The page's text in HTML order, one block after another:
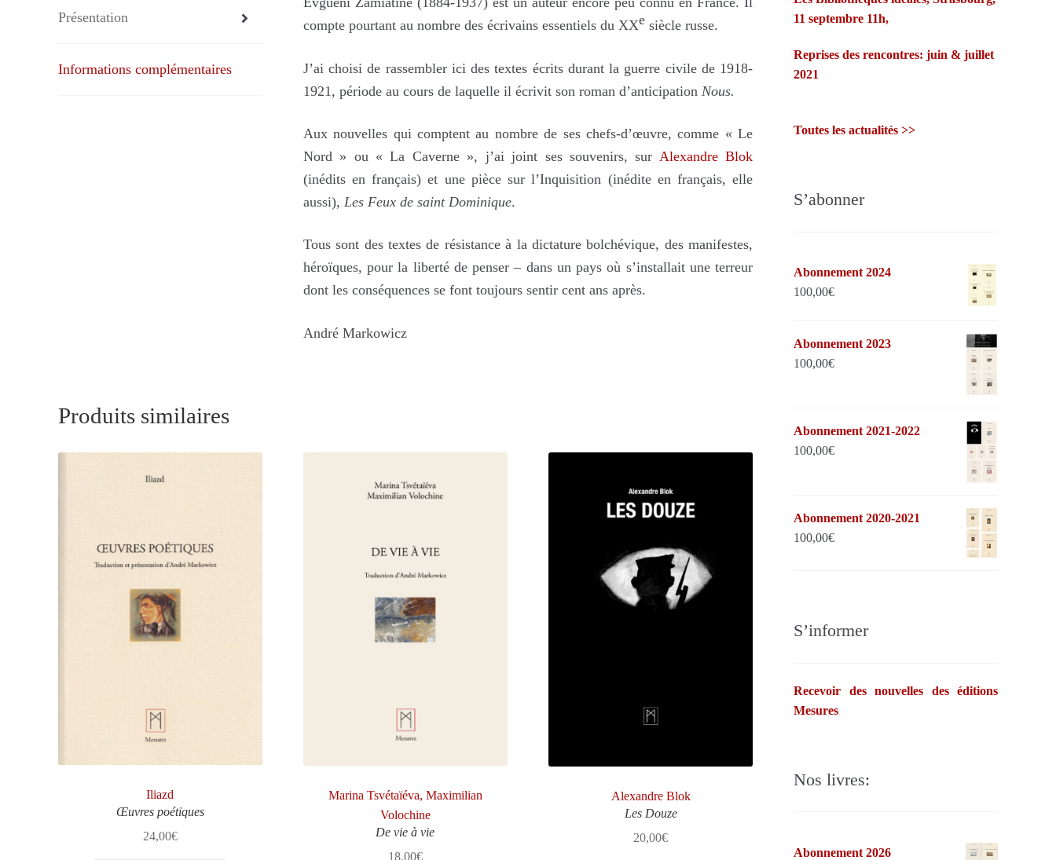
Présentation
Informations complémentaires
compte pourtant au nombre des écrivains essentiels du XXesiècle russe.
J’ai choisi de rassembler ici des textes écrits durant la guerre civile de 1918-
1921, période au cours de laquelle il écrivit son roman d’anticipation Nous.
Aux nouvelles qui comptent au nombre de ses chefs-d’œuvre, comme « Le
Nord » ou « La Caverne », j’ai joint ses souvenirs, sur Alexandre Blok
(inédits en français) et une pièce sur l’Inquisition (inédite en français, elle
aussi), Les Feux de saint Dominique.
Tous sont des textes de résistance à la dictature bolchévique, des manifestes,
héroïques, pour la liberté de penser – dans un pays où s’installait une terreur
dont les conséquences se font toujours sentir cent ans après.
André Markowicz
Produits similaires
Iliazd
Œuvres poétiques
24,00€
Marina Tsvétaïéva, Maximilian
Volochine
De vie à vie
18,00€
Alexandre Blok
Les Douze
20,00€
11 septembre 11h,
Reprises des rencontres: juin & juillet
2021
Toutes les actualités >>
S’abonner
Abonnement 2024
100,00€
Abonnement 2023
100,00€
Abonnement 2021-2022
100,00€
Abonnement 2020-2021
100,00€
S’informer
Recevoir des nouvelles des éditions
Mesures
Nos livres:
Abonnement 2026